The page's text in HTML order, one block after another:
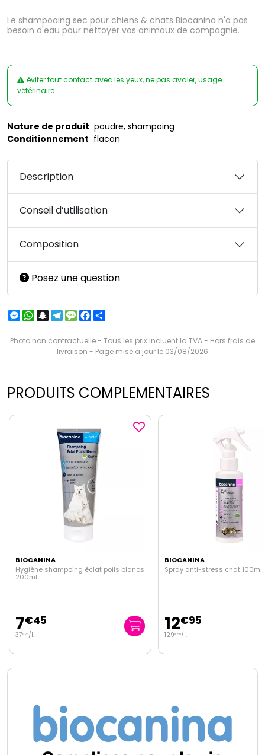
Le shampooing sec pour chiens & chats Biocanina n'a pas
besoin d'eau pour nettoyer vos animaux de compagnie.
éviter tout contact avec les yeux, ne pas avaler, usage
vétérinaire
Nature de produit poudre, shampoing
Conditionnement flacon
Description
Conseil d’utilisation
Composition
Posez une question
Messenger
WhatsApp
Snapchat
Telegram
MessageFacebook
Photo non contractuelle - Tous les prix incluent la TVA - Hors frais de
livraison - Page mise à jour le 03/08/2026
PRODUITS COMPLEMENTAIRES
BIOCANINA
Spray anti-stress chat 100ml
12€
129
BIOCANINA
Shampooing sec chiens
7€40
98